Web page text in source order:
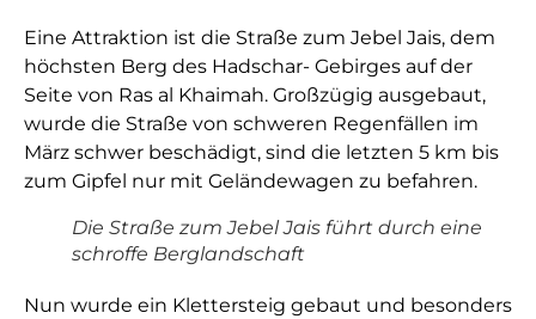
Eine Attraktion ist die Straße zum Jebel Jais, dem
höchsten Berg des Hadschar- Gebirges auf der
Seite von Ras al Khaimah. Großzügig ausgebaut,
wurde die Straße von schweren Regenfällen im
März schwer beschädigt, sind die letzten 5 km bis
zum Gipfel nur mit Geländewagen zu befahren.
Die Straße zum Jebel Jais führt durch eine
schroffe Berglandschaft
Nun wurde ein Klettersteig gebaut und besonders